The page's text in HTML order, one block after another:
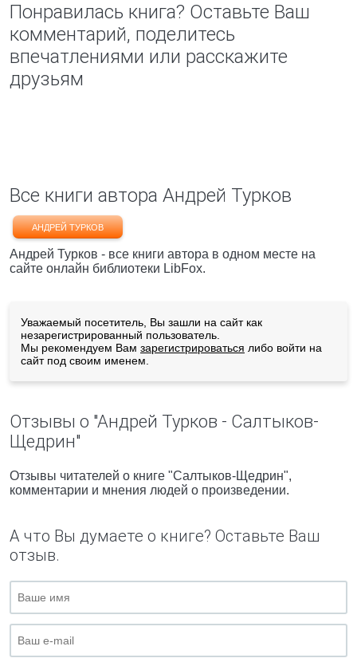
Понравилась книга? Оставьте Ваш
комментарий, поделитесь
впечатлениями или расскажите
друзьям
Все книги автора Андрей Турков
АНДРЕЙ ТУРКОВ
Андрей Турков - все книги автора в одном месте на
сайте онлайн библиотеки LibFox.
Уважаемый посетитель, Вы зашли на сайт как
незарегистрированный пользователь.
Мы рекомендуем Вам зарегистрироваться либо войти на
сайт под своим именем.
Отзывы о "Андрей Турков - Салтыков-
Щедрин"
Отзывы читателей о книге "Салтыков-Щедрин",
комментарии и мнения людей о произведении.
А что Вы думаете о книге? Оставьте Ваш
отзыв.